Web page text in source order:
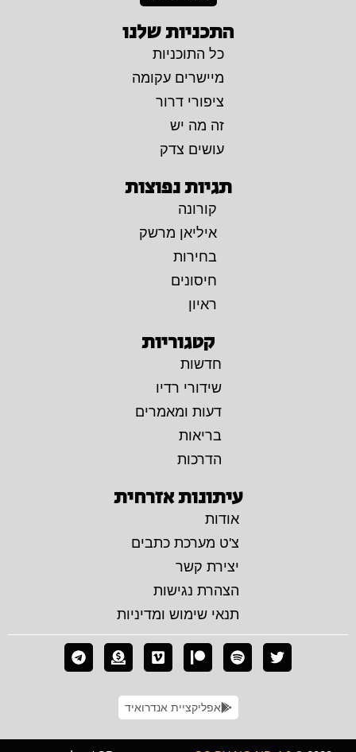
התכניות שלנו
כל התוכניות
מיישרים עקומה
ציפורי דרור
זה מה יש
עושים צדק
תגיות נפוצות
קורונה
איליאן מרשק
בחירות
חיסונים
ראיון
קטגוריות
חדשות
שידורי רדיו
דעות ומאמרים
בריאות
הדרכות
עיתונות אזרחית
אודות
צ'ט מערכת כתבים
יצירת קשר
הצהרת נגישות
תנאי שימוש ומדיניות
אפליקציית אנדרואיד